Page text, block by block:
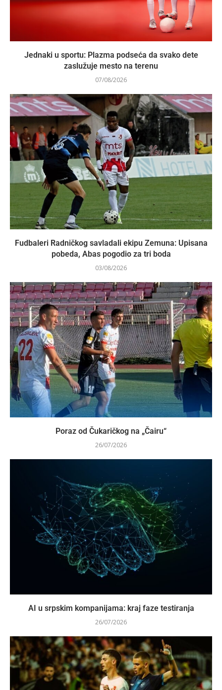
Jednaki u sportu: Plazma podseća da svako dete
zaslužuje mesto na terenu
07/08/2026
Fudbaleri Radničkog savladali ekipu Zemuna: Upisana
pobeda, Abas pogodio za tri boda
03/08/2026
Poraz od Čukaričkog na „Čairu“
26/07/2026
AI u srpskim kompanijama: kraj faze testiranja
26/07/2026